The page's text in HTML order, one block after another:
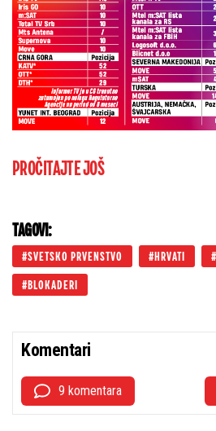
PROČITAJTE JOŠ
TAGOVI:
SVETSKO PRVENSTVO HRVATI
BLOKADERI
Komentari
9 komentara